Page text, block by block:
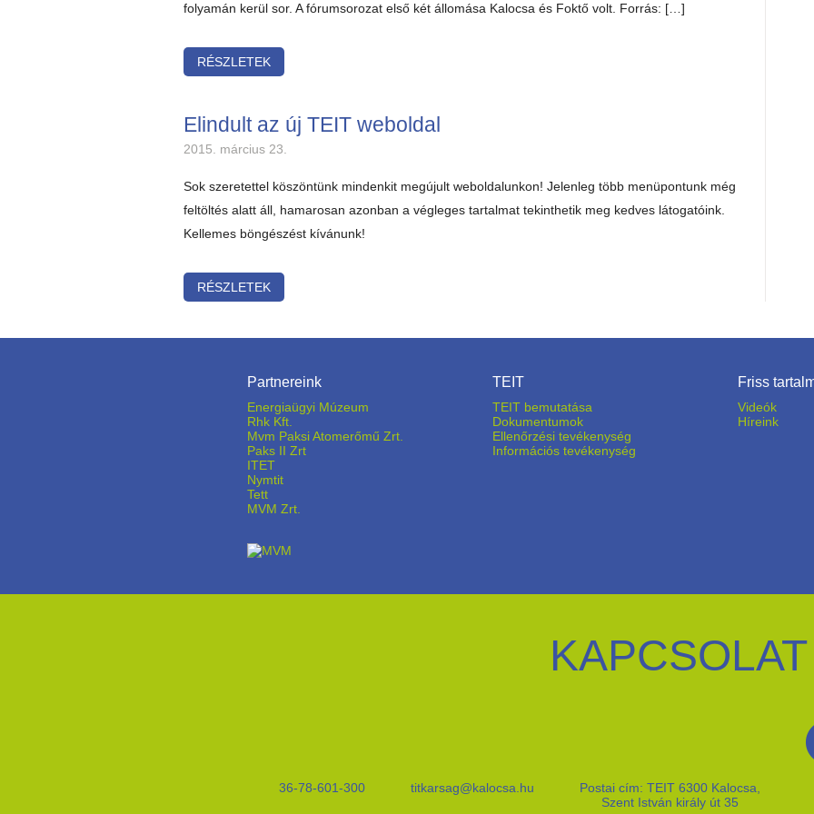
folyamán kerül sor. A fórumsorozat első két állomása Kalocsa és Foktő volt. Forrás: […]
RÉSZLETEK
Elindult az új TEIT weboldal
2015. március 23.
Sok szeretettel köszöntünk mindenkit megújult weboldalunkon! Jelenleg több menüpontunk még
feltöltés alatt áll, hamarosan azonban a végleges tartalmat tekinthetik meg kedves látogatóink.
Kellemes böngészést kívánunk!
RÉSZLETEK
Partnereink
Energiaügyi Múzeum
Rhk Kft.
Mvm Paksi Atomerőmű Zrt.
Paks II Zrt
ITET
Nymtit
Tett
MVM Zrt.
TEIT
TEIT bemutatása
Dokumentumok
Ellenőrzési tevékenység
Információs tevékenység
Friss
Videók
Híreink
KAPCSOLAT
36-78-601-300 titkarsag@kalocsa.hu
Postai cím: TEIT 6300 Kalocsa,
Szent István király út 35